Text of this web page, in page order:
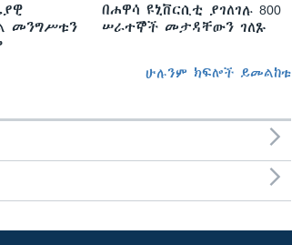
መንግሥቱን
በሐዋሳ ዩኒቨርሲቲ ያገለገሉ 800
ሠራተኞች መታዳቸውን ገለጹ
ሁሉንም ክፍሎች ይመልከቱ